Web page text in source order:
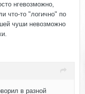
нгевозможно,
что-то "логично" по
чуши невозможно
в разной